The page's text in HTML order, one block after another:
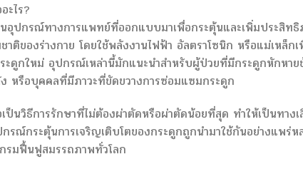
ะไร?
นอุปกรณ์ทางการแพทย์ที่ออกแบบมาเพื่อกระตุ้นและเพิ่มประสิท
ติของร่างกาย โดยใช้พลังงานไฟฟ้า อัลตราโซนิก หรือแม่เหล็ก
ระดูกใหม่ อุปกรณ์เหล่านี้มักแนะนำสำหรับผู้ป่วยที่มีกระดูกหักหา
หรือบุคคลที่มีภาวะที่ขัดขวางการซ่อมแซมกระดูก
ป็นวิธีการรักษาที่ไม่ต้องผ่าตัดหรือผ่าตัดน้อยที่สุด ทำให้เป็นทาง
ณ์กระตุ้นการเจริญเติบโตของกระดูกถูกนำมาใช้กันอย่างแพร่ห
รมฟื้นฟูสมรรถภาพทั่วโลก